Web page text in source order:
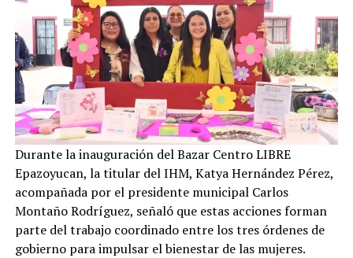
Durante la inauguración del Bazar Centro LIBRE
Epazoyucan, la titular del IHM, Katya Hernández Pérez,
acompañada por el presidente municipal Carlos
Montaño Rodríguez, señaló que estas acciones forman
parte del trabajo coordinado entre los tres órdenes de
gobierno para impulsar el bienestar de las mujeres.